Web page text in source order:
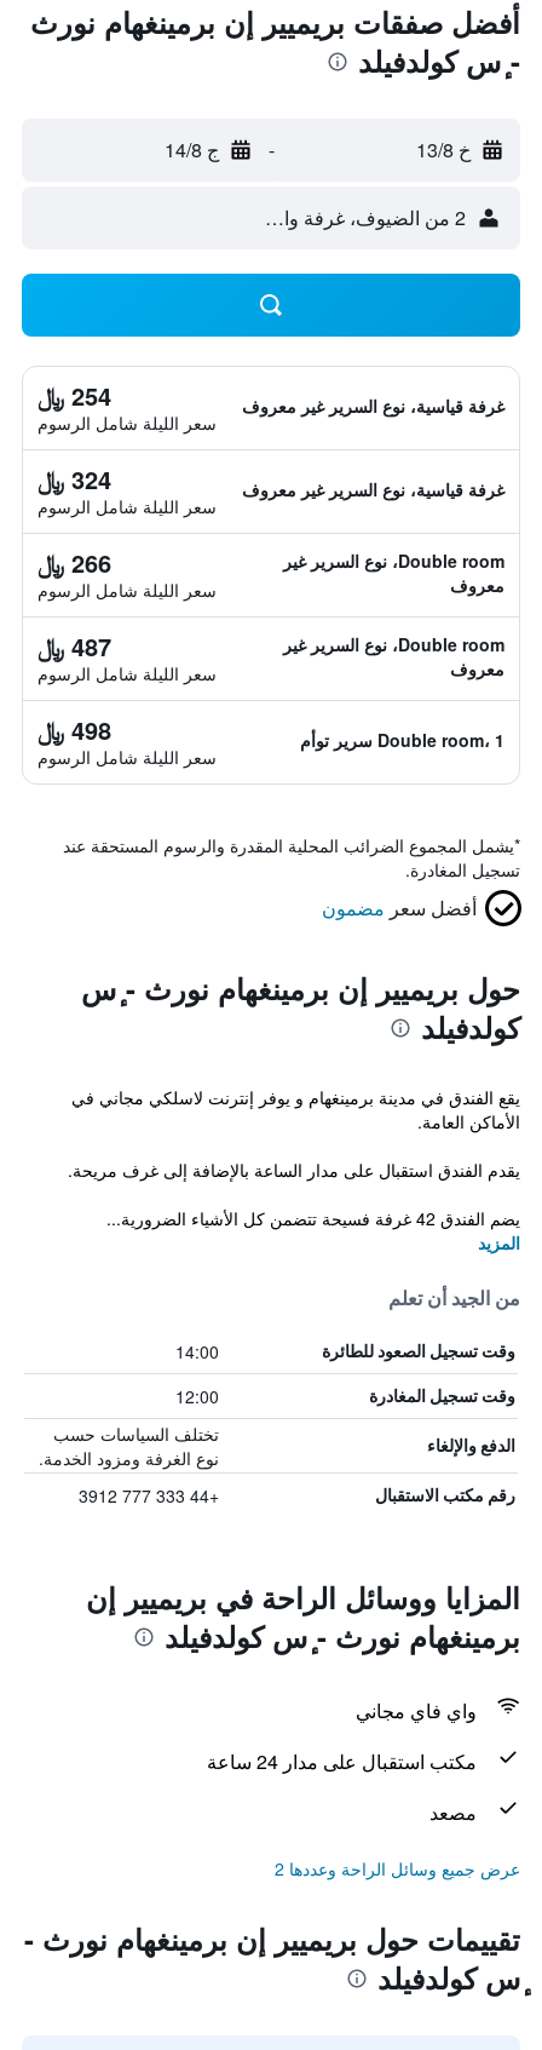
أفضل صفقات بريميير إن برمينغهام نورث
- ٕس كولدفيلد
خ 13/8 - ج 14/8
2 من الضيوف، غرفة واحدة
غرفة قياسية، نوع السرير غير معروف 254 ﷼
سعر الليلة شامل الرسوم
غرفة قياسية، نوع السرير غير معروف 324 ﷼
سعر الليلة شامل الرسوم
Double room، نوع السرير غير
معروف
266 ﷼
سعر الليلة شامل الرسوم
Double room، نوع السرير غير
معروف
487 ﷼
سعر الليلة شامل الرسوم
Double room، 1 سرير توأم 498 ﷼
سعر الليلة شامل الرسوم
*يشمل المجموع الضرائب المحلية المقدرة والرسوم المستحقة عند
تسجيل المغادرة.
أفضل سعر مضمون
حول بريميير إن برمينغهام نورث - ٕس
كولدفيلد
يقع الفندق في مدينة برمينغهام و يوفر إنترنت لاسلكي مجاني في
الأماكن العامة.
يقدم الفندق استقبال على مدار الساعة بالإضافة إلى غرف مريحة.
يضم الفندق 42 غرفة فسيحة تتضمن كل الأشياء الضرورية...
المزيد
من الجيد أن تعلم
وقت تسجيل الصعود للطائرة 14:00
وقت تسجيل المغادرة 12:00
الدفع والإلغاء
تختلف السياسات حسب
نوع الغرفة ومزود الخدمة.
رقم مكتب الاستقبال +44 333 777 3912
المزايا ووسائل الراحة في بريميير إن
برمينغهام نورث - ٕس كولدفيلد
واي فاي مجاني
مكتب استقبال على مدار 24 ساعة
مصعد
عرض جميع وسائل الراحة وعددها 2
تقييمات حول بريميير إن برمينغهام نورث -
ٕس كولدفيلد